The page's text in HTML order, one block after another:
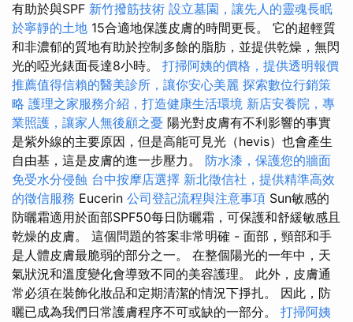
有助於與SPF 新竹撥筋技術 設立墓園，讓先人的靈魂長眠
於寧靜的土地 15合適地保護皮膚的時間更長。 它的超輕質
和非濃郁的質地有助於控制多餘的脂肪，並提供乾燥，無閃
光的啞光錶面長達8小時。 打掃阿姨的價格，提供透明報價
推薦值得信賴的醫美診所，讓你安心美麗 探索數位行銷策
略 護理之家服務介紹，打造健康生活環境 新店安養院，專
業照護，讓家人無後顧之憂 陽光對皮膚有不利影響的事實
是紫外線的主要原因，但是高能可見光（hevis）也會產生
自由基，這是皮膚的進一步壓力。 防水漆，保護您的牆面
免受水分侵蝕 台中按摩店選擇 新北徵信社，提供精準高效
的徵信服務 Eucerin 公司登記流程與注意事項 Sun敏感的
防曬霜適用於面部SPF50每日防曬霜，可保護和舒緩敏感且
乾燥的皮膚。 這個問題的答案非常明確 - 面部，頸部和手
是人體皮膚最脆弱的部分之一。 在整個陽光的一年中，天
氣狀況和溫度變化會導致不同的美容護理。 此外，皮膚通
常必須在裝飾化妝品和定期清潔的情況下掙扎。 因此，防
曬已成為我們日常護膚程序不可或缺的一部分。 打掃阿姨